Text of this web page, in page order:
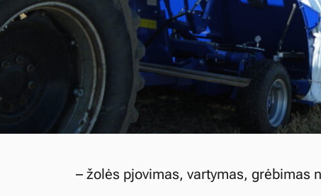
– žolės pjovimas, vartymas, grėbimas